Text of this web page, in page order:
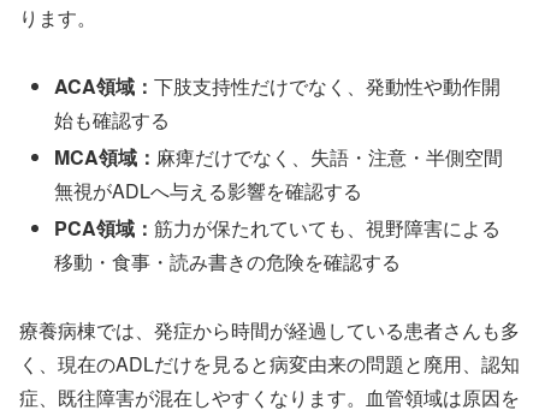
ります。
ACA領域：下肢支持性だけでなく、発動性や動作開
始も確認する
MCA領域： 麻痺だけでなく、失語・注意・半側空間
無視がADLへ与える影響を確認する
PCA領域：筋力が保たれていても、視野障害による
移動・食事・読み書きの危険を確認する
療養病棟では、発症から時間が経過している患者さんも多
く、現在のADLだけを見ると病変由来の問題と廃用、認知
症、既往障害が混在しやすくなります。血管領域は原因を